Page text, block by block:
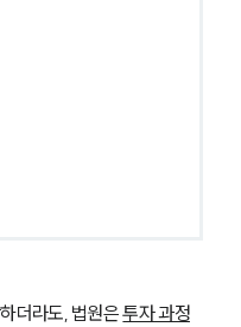
더라도, 법원은 투자 과정